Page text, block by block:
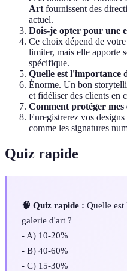
Art fournissent des
actuel.
Dois-je opter pour une
Ce choix dépend de
limiter, mais elle apporte
spécifique.
Quelle est l'importance
Énorme. Un bon
et fidéliser des clients en
Comment protéger
Enregistrerez vos
comme les signatures
Quiz rapide
🧠 Quiz rapide : Quelle
galerie d'art ?
- A) 10-20%
- B) 40-60%
- C) 15-30%